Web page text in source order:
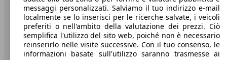
Società
A proposito di AutoScout24
messaggi personalizzati. Salviamo il tuo indirizzo e-mail
localmente se lo inserisci per le ricerche salvate, i veicoli
preferiti o nell'ambito della valutazione dei prezzi. Ciò
semplifica l'utilizzo del sito web, poiché non è necessario
reinserirlo nelle visite successive. Con il tuo consenso, le
informazioni basate sull'utilizzo saranno trasmesse ai